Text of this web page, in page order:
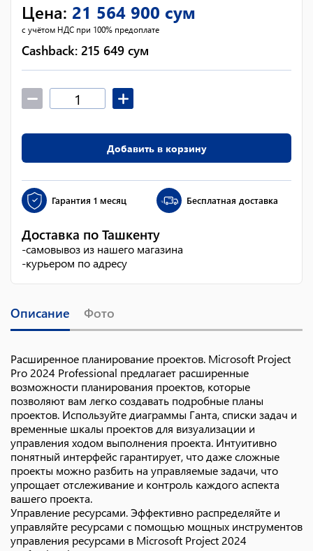
Цена: 21 564 900 сум
с учётом НДС при 100% предоплате
Cashback: 215 649 сум
Добавить в корзину
Гарантия 1 месяц Бесплатная доставка
Доставка по Ташкенту
-самовывоз из нашего магазина
-курьером по адресу
Описание Фото
Расширенное планирование проектов. Microsoft Project
Pro 2024 Professional предлагает расширенные
возможности планирования проектов, которые
позволяют вам легко создавать подробные планы
проектов. Используйте диаграммы Ганта, списки задач и
временные шкалы проектов для визуализации и
управления ходом выполнения проекта. Интуитивно
понятный интерфейс гарантирует, что даже сложные
проекты можно разбить на управляемые задачи, что
упрощает отслеживание и контроль каждого аспекта
вашего проекта.
Управление ресурсами. Эффективно распределяйте и
управляйте ресурсами с помощью мощных инструментов
управления ресурсами в Microsoft Project 2024